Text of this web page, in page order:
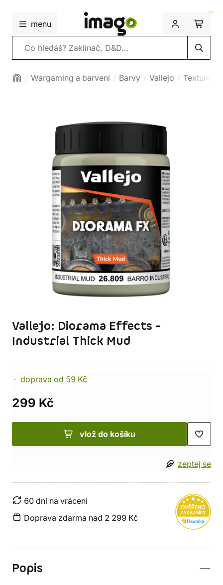
menu
Vyhledávání
Wargaming a barvení Barvy Vallejo Texture
Vallejo: Diorama Effects -
Industrial Thick Mud
doprava od 59 Kč
299 Kč
vlož do košíku
zeptej se
60 dní na vrácení
Doprava zdarma nad 2 299 Kč
Popis